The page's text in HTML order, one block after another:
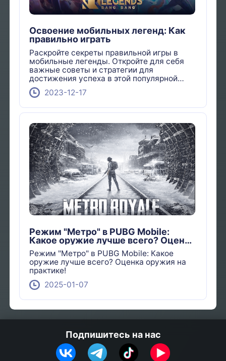
Освоение мобильных легенд: Как
правильно играть
Раскройте секреты правильной игры в
мобильные легенды. Откройте для себя
важные советы и стратегии для
достижения успеха в этой популярной
мобильной игре
2023-12-17
Режим "Метро" в PUBG Mobile:
Какое оружие лучше всего? Оценка
оружия на практике!
Режим "Метро" в PUBG Mobile: Какое
оружие лучше всего? Оценка оружия на
практике!
2025-01-07
Подпишитесь на нас